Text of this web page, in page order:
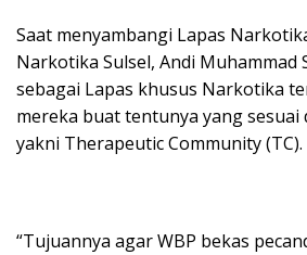
Saat menyambangi Lapas
Narkotika Sulsel, Andi Muhammad
sebagai Lapas khusus Narkotika
mereka buat tentunya yang sesuai
yakni Therapeutic Community (TC).
“Tujuannya agar WBP bekas